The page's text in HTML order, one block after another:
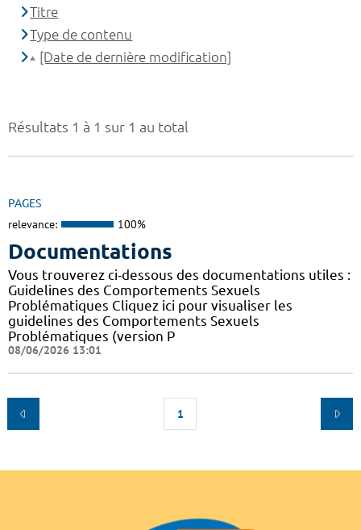
Résultats 1 à 1 sur 1 au total
PAGES
relevance: 100%
Documentations
Vous trouverez ci-dessous des documentations utiles :
Guidelines des Comportements Sexuels
Problématiques Cliquez ici pour visualiser les
guidelines des Comportements Sexuels
Problématiques (version P
08/06/2026 13:01
1
Titre
Type de contenu
[Date de dernière modification]